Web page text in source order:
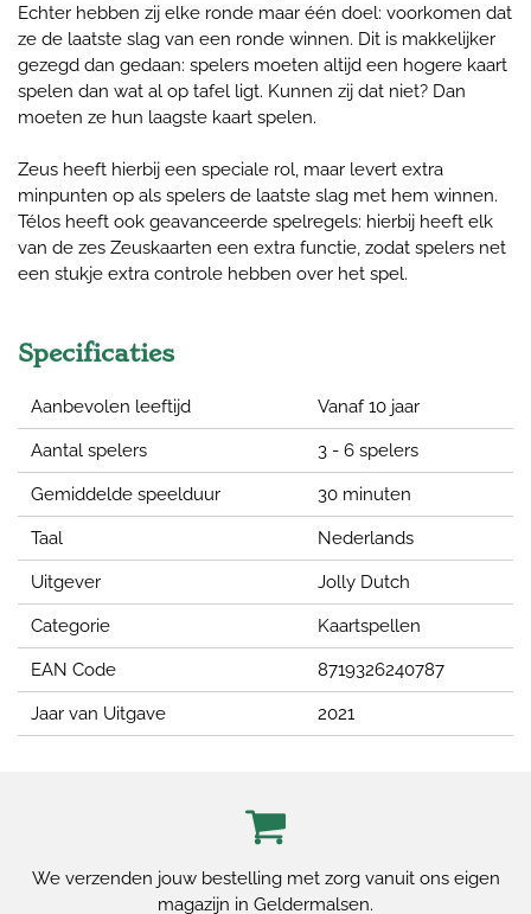
Echter hebben zij elke ronde maar één doel: voorkomen dat
ze de laatste slag van een ronde winnen. Dit is makkelijker
gezegd dan gedaan: spelers moeten altijd een hogere kaart
spelen dan wat al op tafel ligt. Kunnen zij dat niet? Dan
moeten ze hun laagste kaart spelen.
Zeus heeft hierbij een speciale rol, maar levert extra
minpunten op als spelers de laatste slag met hem winnen.
Télos heeft ook geavanceerde spelregels: hierbij heeft elk
van de zes Zeuskaarten een extra functie, zodat spelers net
een stukje extra controle hebben over het spel.
Specificaties
Aanbevolen leeftijd Vanaf 10 jaar
Aantal spelers 3 - 6 spelers
Gemiddelde speelduur 30 minuten
Taal Nederlands
Uitgever Jolly Dutch
Categorie Kaartspellen
EAN Code 8719326240787
Jaar van Uitgave 2021
We verzenden jouw bestelling met zorg vanuit ons eigen
magazijn in Geldermalsen.